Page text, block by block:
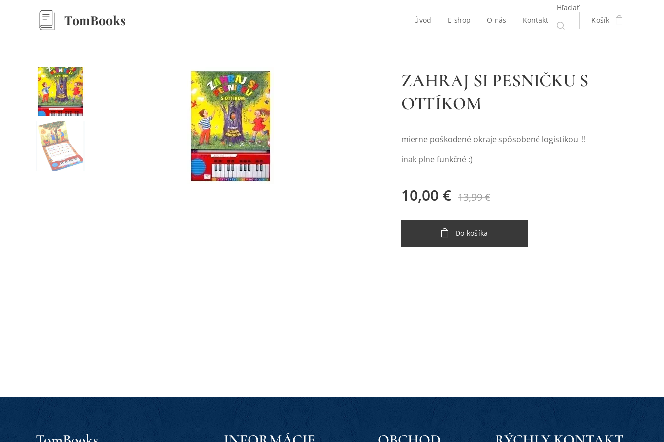
TomBooks Úvod E-shop O nás Kontakt
Hľadať
Košík
ZAHRAJ SI PESNIČKU S
OTTÍKOM
mierne poškodené okraje spôsobené logistikou !!!
inak plne funkčné :)
10,00 € 13,99€
Do košíka